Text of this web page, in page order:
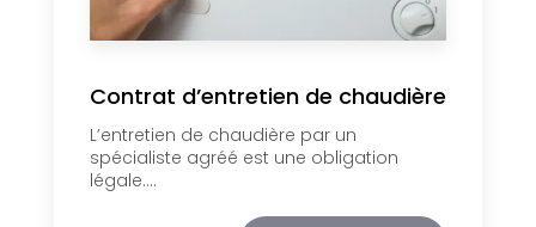
Contrat d’entretien de chaudière
L’entretien de chaudière par un
spécialiste agréé est une obligation
légale....